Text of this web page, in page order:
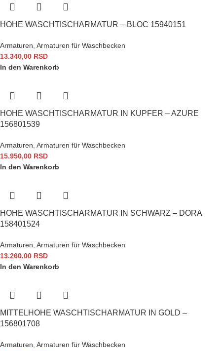
HOHE WASCHTISCHARMATUR – BLOC 15940151
Armaturen, Armaturen für Waschbecken
13.340,00 RSD
In den Warenkorb
HOHE WASCHTISCHARMATUR IN KUPFER – AZURE
156801539
Armaturen, Armaturen für Waschbecken
15.950,00 RSD
In den Warenkorb
HOHE WASCHTISCHARMATUR IN SCHWARZ – DORA
158401524
Armaturen, Armaturen für Waschbecken
13.260,00 RSD
In den Warenkorb
MITTELHOHE WASCHTISCHARMATUR IN GOLD –
156801708
Armaturen, Armaturen für Waschbecken